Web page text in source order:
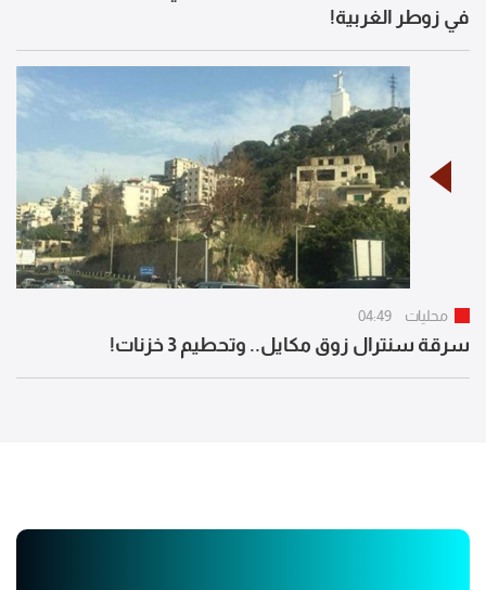
في زوطر الغربية!
محليات 04:49
سرقة سنترال زوق مكايل.. وتحطيم 3 خزنات!